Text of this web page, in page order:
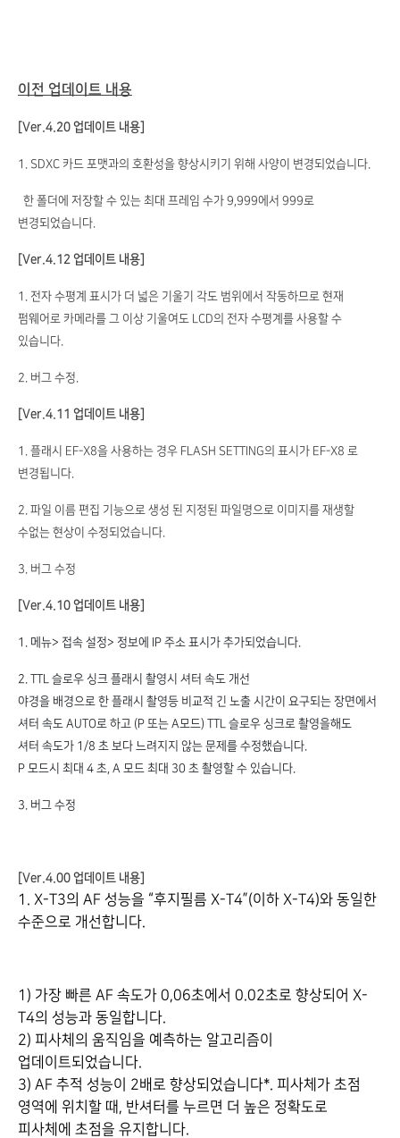
이전 업데이트 내용
[Ver.4.20 업데이트 내용]
1. SDXC 카드 포맷과의 호환성을 향상시키기 위해 사양이 변경되었습니다.
한 폴더에 저장할 수 있는 최대 프레임 수가 9,999에서 999로
변경되었습니다.
[Ver.4.12 업데이트 내용]
1. 전자 수평계 표시가 더 넓은 기울기 각도 범위에서 작동하므로 현재
펌웨어로 카메라를 그 이상 기울여도 LCD의 전자 수평계를 사용할 수
있습니다.
2. 버그 수정.
[Ver.4.11 업데이트 내용]
1. 플래시 EF-X8을 사용하는 경우 FLASH SETTING의 표시가 EF-X8 로
변경됩니다.
2. 파일 이름 편집 기능으로 생성 된 지정된 파일명으로 이미지를 재생할
수없는 현상이 수정되었습니다.
3. 버그 수정
[Ver.4.10 업데이트 내용]
1. 메뉴> 접속 설정> 정보에 IP 주소 표시가 추가되었습니다.
2. TTL 슬로우 싱크 플래시 촬영시 셔터 속도 개선
야경을 배경으로 한 플래시 촬영등 비교적 긴 노출 시간이 요구되는 장면에서
셔터 속도 AUTO로 하고 (P 또는 A모드) TTL 슬로우 싱크로 촬영을해도
셔터 속도가 1/8 초 보다 느려지지 않는 문제를 수정했습니다.
P 모드시 최대 4 초, A 모드 최대 30 초 촬영할 수 있습니다.
3. 버그 수정
[Ver.4.00 업데이트 내용]
1. X-T3의 AF 성능을 “후지필름 X-T4”(이하 X-T4)와 동일한
수준으로 개선합니다.
1) 가장 빠른 AF 속도가 0,06초에서 0.02초로 향상되어 X-
T4의 성능과 동일합니다.
2) 피사체의 움직임을 예측하는 알고리즘이
업데이트되었습니다.
3) AF 추적 성능이 2배로 향상되었습니다*. 피사체가 초점
영역에 위치할 때, 반셔터를 누르면 더 높은 정확도로
피사체에 초점을 유지합니다.